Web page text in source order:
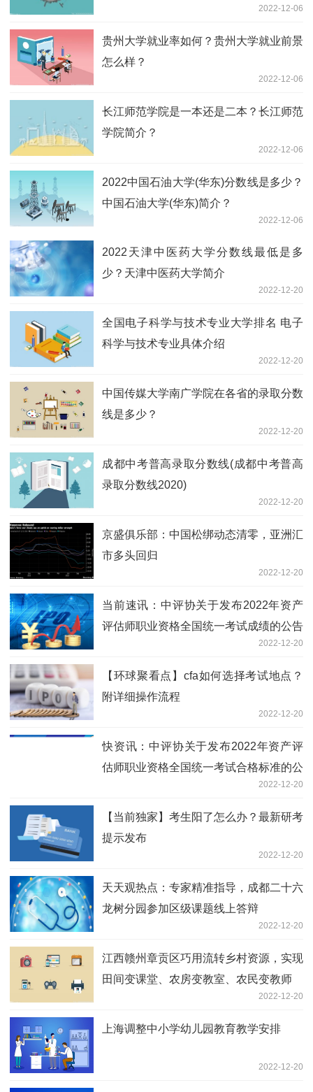
2022-12-06
贵州大学就业率如何？贵州大学就业前景
怎么样？
2022-12-06
长江师范学院是一本还是二本？长江师范
学院简介？
2022-12-06
2022中国石油大学(华东)分数线是多少？
中国石油大学(华东)简介？
2022-12-06
2022天津中医药大学分数线最低是多
少？天津中医药大学简介
2022-12-20
全国电子科学与技术专业大学排名 电子
科学与技术专业具体介绍
2022-12-20
中国传媒大学南广学院在各省的录取分数
线是多少？
2022-12-20
成都中考普高录取分数线(成都中考普高
录取分数线2020)
2022-12-20
京盛俱乐部：中国松绑动态清零，亚洲汇
市多头回归
2022-12-20
当前速讯：中评协关于发布2022年资产
评估师职业资格全国统一考试成绩的公告
2022-12-20
【环球聚看点】cfa如何选择考试地点？
附详细操作流程
2022-12-20
快资讯：中评协关于发布2022年资产评
估师职业资格全国统一考试合格标准的公
2022-12-20
【当前独家】考生阳了怎么办？最新研考
提示发布
2022-12-20
天天观热点：专家精准指导，成都二十六
龙树分园参加区级课题线上答辩
2022-12-20
江西赣州章贡区巧用流转乡村资源，实现
田间变课堂、农房变教室、农民变教师
2022-12-20
上海调整中小学幼儿园教育教学安排
2022-12-20